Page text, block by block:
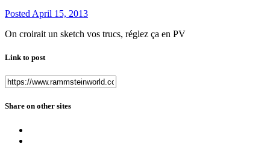
Posted April 15, 2013
On croirait un sketch vos trucs, réglez ça en PV
Link to post
Share on other sites